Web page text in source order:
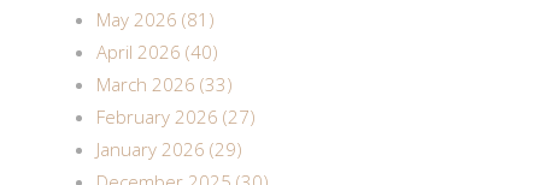
May 2026 (81)
April 2026 (40)
March 2026 (33)
February 2026 (27)
January 2026 (29)